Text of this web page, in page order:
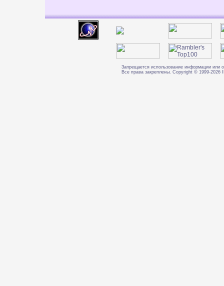
Запрещается использование информации или
Все права закреплены. Copyright © 1999-